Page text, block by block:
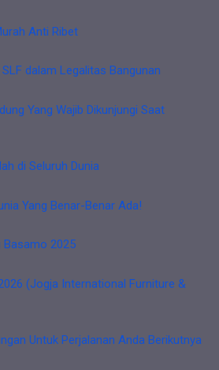
Anti Ribet
dalam Legalitas Bangunan
Yang Wajib Dikunjungi Saat
di Seluruh Dunia
Yang Benar-Benar Ada!
Basamo 2025
(Jogja International Furniture &
Untuk Perjalanan Anda Berikutnya